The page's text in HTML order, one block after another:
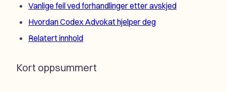
Vanlige feil ved forhandlinger etter avskjed
Hvordan Codex Advokat hjelper deg
Relatert innhold
Kort oppsummert